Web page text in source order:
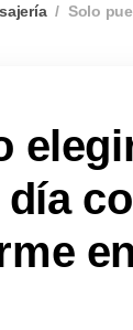
/ Solo